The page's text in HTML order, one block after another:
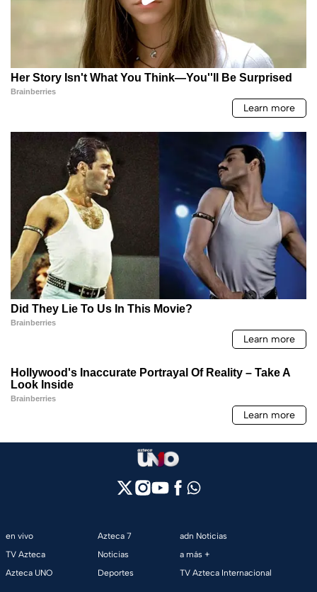
en vivo
TV Azteca
Azteca UNO
Azteca 7
Noticias
Deportes
adn Noticias
a más +
TV Azteca Internacional